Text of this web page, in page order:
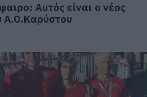
Αυτός είναι ο νέος
Α.Ο.Καρύστου